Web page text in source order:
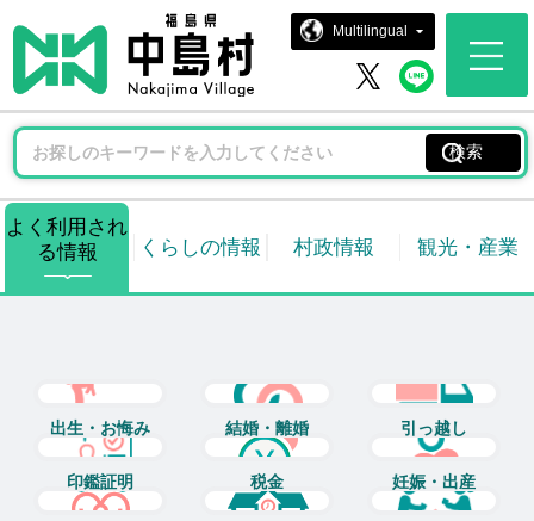
中島村ホ
Multilingual
中島村 X中島
よく利用され
る情報
くらしの情報 村政情報 観光・産業
出生・お悔み 結婚・離婚 引っ越し
印鑑証明 税金 妊娠・出産